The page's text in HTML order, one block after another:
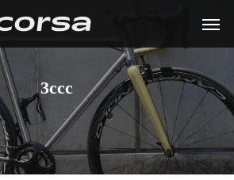
3ccc